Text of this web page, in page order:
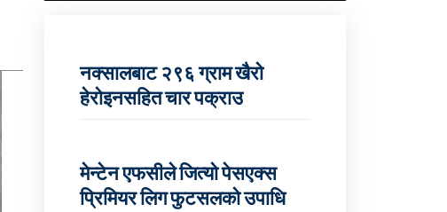
नक्सालबाट २९६ ग्राम खैरो
हेरोइनसहित चार पक्राउ
मेन्टेन एफसीले जित्यो पेसएक्स
प्रिमियर लिग फुटसलको उपाधि